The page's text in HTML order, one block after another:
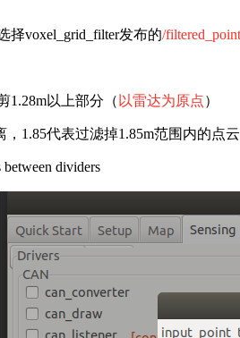
择voxel_grid_filter发布的/
1.28m以上部分（ 以雷达为原点）
，1.85代表过滤掉1.85m范围内的点
between dividers